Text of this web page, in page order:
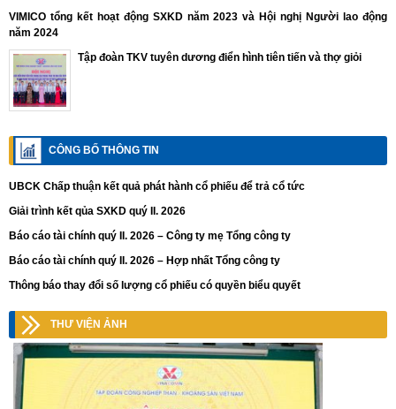
VIMICO tổng kết hoạt động SXKD năm 2023 và Hội nghị Người lao động
năm 2024
Tập đoàn TKV tuyên dương điển hình tiên tiến và thợ giỏi
CÔNG BỐ THÔNG TIN
UBCK Chấp thuận kết quả phát hành cổ phiếu để trả cổ tức
Giải trình kết qủa SXKD quý II. 2026
Báo cáo tài chính quý II. 2026 – Công ty mẹ Tổng công ty
Báo cáo tài chính quý II. 2026 – Hợp nhất Tổng công ty
Thông báo thay đổi số lượng cổ phiếu có quyền biểu quyết
THƯ VIỆN ẢNH